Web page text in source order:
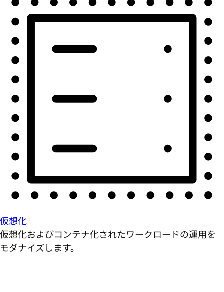
仮想化
仮想化およびコンテナ化されたワークロードの運用を
モダナイズします。